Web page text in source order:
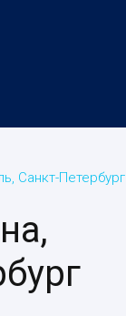
Санкт-Петербург